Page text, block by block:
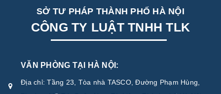
SỞ TƯ PHÁP THÀNH PHỐ HÀ NỘI
CÔNG TY LUẬT TNHH TLK
VĂN PHÒNG TẠI HÀ NỘI:
Địa chỉ: Tầng 23, Tòa nhà TASCO, Đường Phạm Hùng,